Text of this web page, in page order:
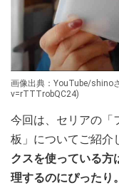
画像出典：YouTube/shino
v=rTTTrobQC24)
今回は、セリアの「
板」についてご紹介
クスを使っている方
理するのにぴったり。